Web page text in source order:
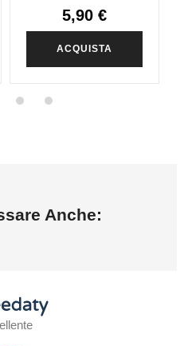
5,90 €
ACQUISTA
Anche: